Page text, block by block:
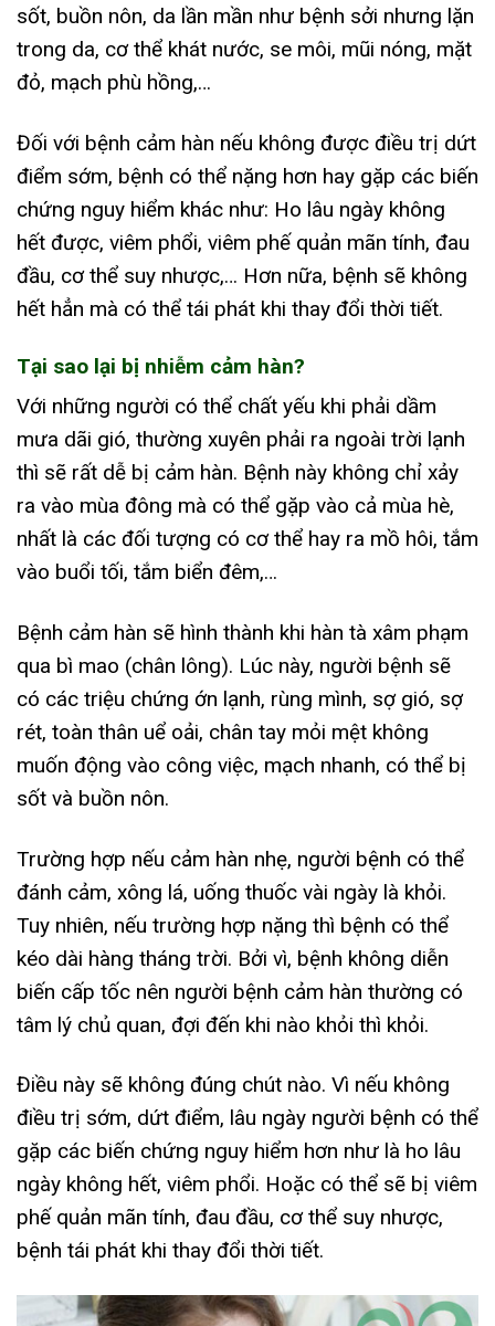
sốt, buồn nôn, da lần mần như bệnh sởi nhưng lặn
trong da, cơ thể khát nước, se môi, mũi nóng, mặt
đỏ, mạch phù hồng,…
Đối với bệnh cảm hàn nếu không được điều trị dứt
điểm sớm, bệnh có thể nặng hơn hay gặp các biến
chứng nguy hiểm khác như: Ho lâu ngày không
hết được, viêm phổi, viêm phế quản mãn tính, đau
đầu, cơ thể suy nhược,… Hơn nữa, bệnh sẽ không
hết hẳn mà có thể tái phát khi thay đổi thời tiết.
Tại sao lại bị nhiễm cảm hàn?
Với những người có thể chất yếu khi phải dầm
mưa dãi gió, thường xuyên phải ra ngoài trời lạnh
thì sẽ rất dễ bị cảm hàn. Bệnh này không chỉ xảy
ra vào mùa đông mà có thể gặp vào cả mùa hè,
nhất là các đối tượng có cơ thể hay ra mồ hôi, tắm
vào buổi tối, tắm biển đêm,…
Bệnh cảm hàn sẽ hình thành khi hàn tà xâm phạm
qua bì mao (chân lông). Lúc này, người bệnh sẽ
có các triệu chứng ớn lạnh, rùng mình, sợ gió, sợ
rét, toàn thân uể oải, chân tay mỏi mệt không
muốn động vào công việc, mạch nhanh, có thể bị
sốt và buồn nôn.
Trường hợp nếu cảm hàn nhẹ, người bệnh có thể
đánh cảm, xông lá, uống thuốc vài ngày là khỏi.
Tuy nhiên, nếu trường hợp nặng thì bệnh có thể
kéo dài hàng tháng trời. Bởi vì, bệnh không diễn
biến cấp tốc nên người bệnh cảm hàn thường có
tâm lý chủ quan, đợi đến khi nào khỏi thì khỏi.
Điều này sẽ không đúng chút nào. Vì nếu không
điều trị sớm, dứt điểm, lâu ngày người bệnh có thể
gặp các biến chứng nguy hiểm hơn như là ho lâu
ngày không hết, viêm phổi. Hoặc có thể sẽ bị viêm
phế quản mãn tính, đau đầu, cơ thể suy nhược,
bệnh tái phát khi thay đổi thời tiết.